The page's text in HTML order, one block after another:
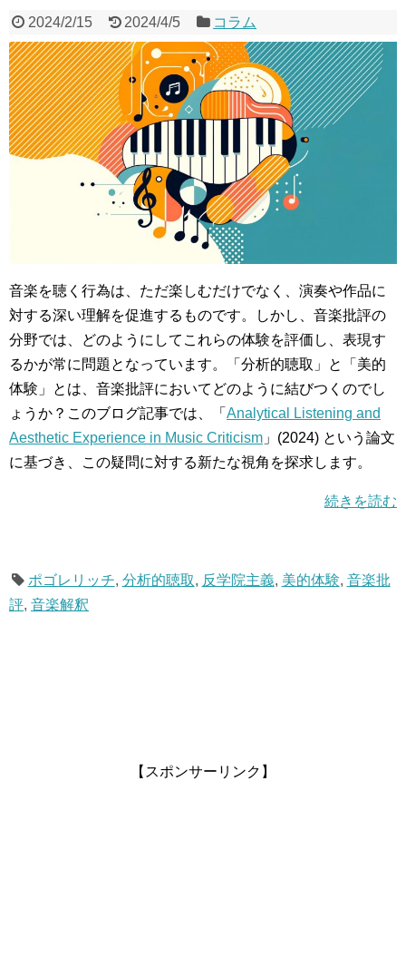
2024/2/15 2024/4/5 コラム
音楽を聴く行為は、ただ楽しむだけでなく、演奏や作品に
対する深い理解を促進するものです。しかし、音楽批評の
分野では、どのようにしてこれらの体験を評価し、表現す
るかが常に問題となっています。「分析的聴取」と「美的
体験」とは、音楽批評においてどのように結びつくのでし
ょうか？このブログ記事では、「 Analytical Listening and
Aesthetic Experience in Music Criticism 」(2024) という論文
に基づき、この疑問に対する新たな視角を探求します。
続きを読む
ポゴレリッチ, 分析的聴取, 反学院主義, 美的体験, 音楽批
評, 音楽解釈
【スポンサーリンク】